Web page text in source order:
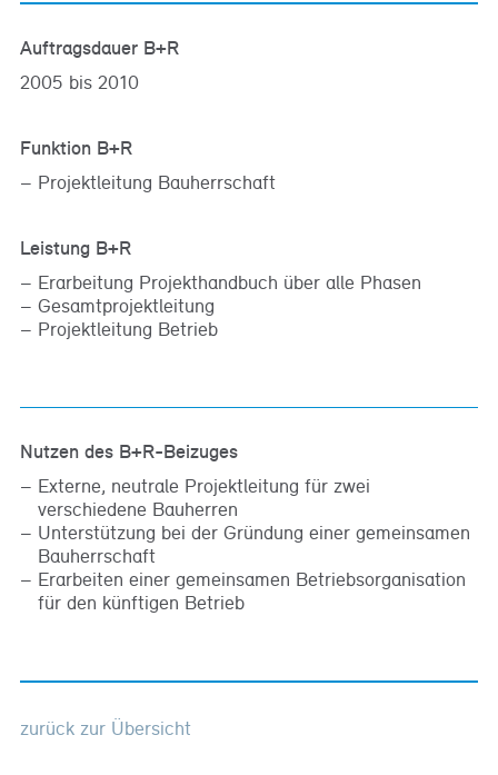
Auftragsdauer B+R
2005 bis 2010
Funktion B+R
Projektleitung Bauherrschaft
Leistung B+R
Erarbeitung Projekthandbuch über alle Phasen
Gesamtprojektleitung
Projektleitung Betrieb
Nutzen des B+R-Beizuges
Externe, neutrale Projektleitung für zwei
verschiedene Bauherren
Unterstützung bei der Gründung einer gemeinsamen
Bauherrschaft
Erarbeiten einer gemeinsamen Betriebsorganisation
für den künftigen Betrieb
zurück zur Übersicht